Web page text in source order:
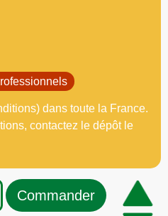
dans toute la France.
contactez le dépôt le
Commander